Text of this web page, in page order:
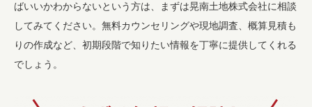
ばいいかわからないという方は、まずは晃南土地株式会社に相談
してみてください。無料カウンセリングや現地調査、概算見積も
りの作成など、初期段階で知りたい情報を丁寧に提供してくれる
でしょう。